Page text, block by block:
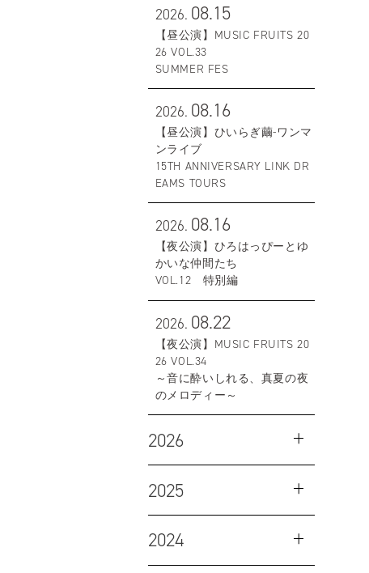
2026. 08.15
【昼公演】MUSIC FRUITS 20
26 VOL.33
SUMMER FES
2026. 08.16
【昼公演】ひいらぎ繭-ワンマ
ンライブ
15TH ANNIVERSARY LINK DR
EAMS TOURS
2026. 08.16
【夜公演】ひろはっぴーとゆ
かいな仲間たち
VOL.12 特別編
2026. 08.22
【夜公演】MUSIC FRUITS 20
26 VOL.34
～音に酔いしれる、真夏の夜
のメロディー～
2026
2025
2024